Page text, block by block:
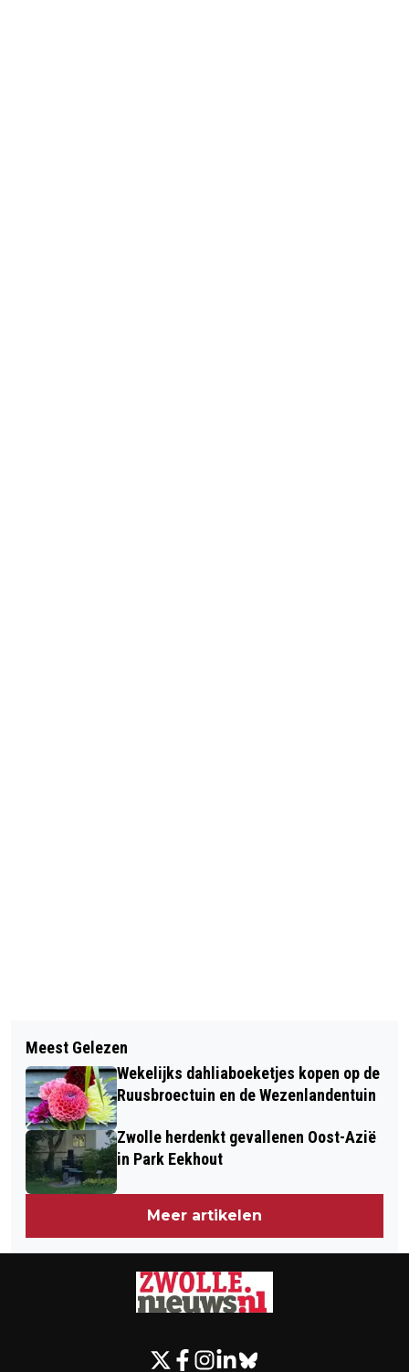
WESTENHOLTERUN VERPLAATST
NAAR VRIJDAGAVOND 2 OKTOBER
CITYSWIM VERPLAATST NAAR 26
SEPTEMBER, ZWEMMERS KUNNEN
NOG DE HELE ZOMER TRAINEN
Meest Gelezen
Wekelijks dahliaboeketjes kopen op de
Ruusbroectuin en de Wezenlandentuin
Zwolle herdenkt gevallenen Oost-Azië
in Park Eekhout
Meer artikelen